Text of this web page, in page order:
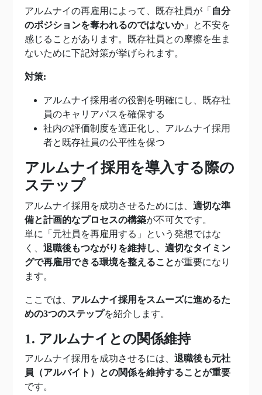
アルムナイの再雇用によって、既存社員が「 自分
のポジションを奪われるのではないか」と不安を
感じることがあります。既存社員との摩擦を生ま
ないために下記対策が挙げられます。
対策:
アルムナイ採用者の役割を明確にし、既存社
員のキャリアパスを確保する
社内の評価制度を適正化し、アルムナイ採用
者と既存社員の公平性を保つ
アルムナイ採用を導入する際の
ステップ
アルムナイ採用を成功させるためには、 適切な準
備と計画的なプロセスの構築が不可欠です。
単に「元社員を再雇用する」という発想ではな
く、 退職後もつながりを維持し、適切なタイミン
グで再雇用できる環境を整えることが重要になり
ます。
ここでは、 アルムナイ採用をスムーズに進めるた
めの3つのステップを紹介します。
1. アルムナイとの関係維持
アルムナイ採用を成功させるには、 退職後も元社
員（アルバイト）との関係を維持することが重要
です。